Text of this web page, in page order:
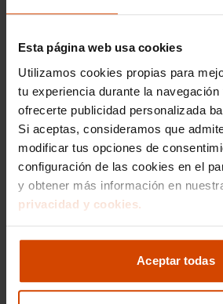
Esta página web usa cookies
Utilizamos cookies propias para
tu experiencia durante la
ofrecerte publicidad personalizada
Si aceptas, consideramos que
modificar tus opciones de
configuración de las cookies en el
y obtener más información en
privacidad y cookies.
Aceptar todas